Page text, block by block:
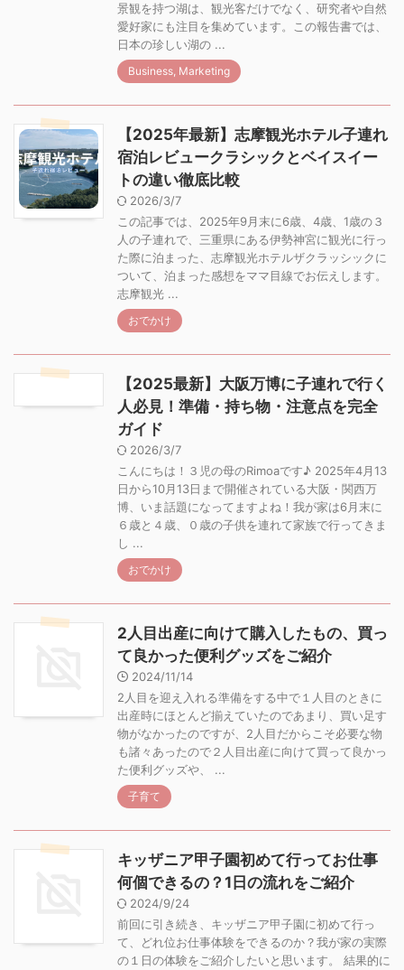
景観を持つ湖は、観光客だけでなく、研究者や自然
愛好家にも注目を集めています。この報告書では、
日本の珍しい湖の ...
Business, Marketing
【2025年最新】志摩観光ホテル子連れ
宿泊レビュークラシックとベイスイー
トの違い徹底比較
2026/3/7
この記事では、2025年9月末に6歳、4歳、1歳の３
人の子連れで、三重県にある伊勢神宮に観光に行っ
た際に泊まった、志摩観光ホテルザクラッシックに
ついて、泊まった感想をママ目線でお伝えします。
志摩観光 ...
おでかけ
【2025最新】大阪万博に子連れで行く
人必見！準備・持ち物・注意点を完全
ガイド
2026/3/7
こんにちは！３児の母のRimoaです♪ 2025年4月13
日から10月13日まで開催されている大阪・関西万
博、いま話題になってますよね！我が家は6月末に
６歳と４歳、０歳の子供を連れて家族で行ってきま
し ...
おでかけ
2人目出産に向けて購入したもの、買っ
て良かった便利グッズをご紹介
2024/11/14
2人目を迎え入れる準備をする中で１人目のときに
出産時にほとんど揃えていたのであまり、買い足す
物がなかったのですが、2人目だからこそ必要な物
も諸々あったので２人目出産に向けて買って良かっ
た便利グッズや、 ...
子育て
キッザニア甲子園初めて行ってお仕事
何個できるの？1日の流れをご紹介
2024/9/24
前回に引き続き、キッザニア甲子園に初めて行っ
て、どれ位お仕事体験をできるのか？我が家の実際
の１日の体験をご紹介したいと思います。 結果的に